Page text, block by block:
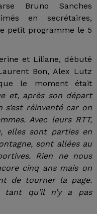
Bruno Sanches
en secrétaires,
petit programme le 5
et Liliane, débuté
Bon, Alex Lutz
le moment était
et, après son départ
réinventé car on
Avec leurs RTT,
elles sont parties en
sont allées au
Rien ne nous
cinq ans mais on
de tourner la page.
tant qu’il n’y a pas